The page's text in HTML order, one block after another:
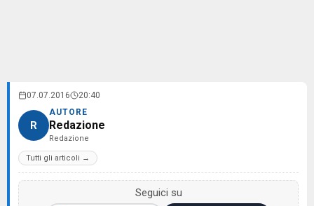
07.07.2016 20:40
R
AUTORE
Redazione
Redazione
Tutti gli articoli →
Seguici su